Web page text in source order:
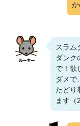
か
スラム
ダンク
で！欲
ダメで
たどり
ます（